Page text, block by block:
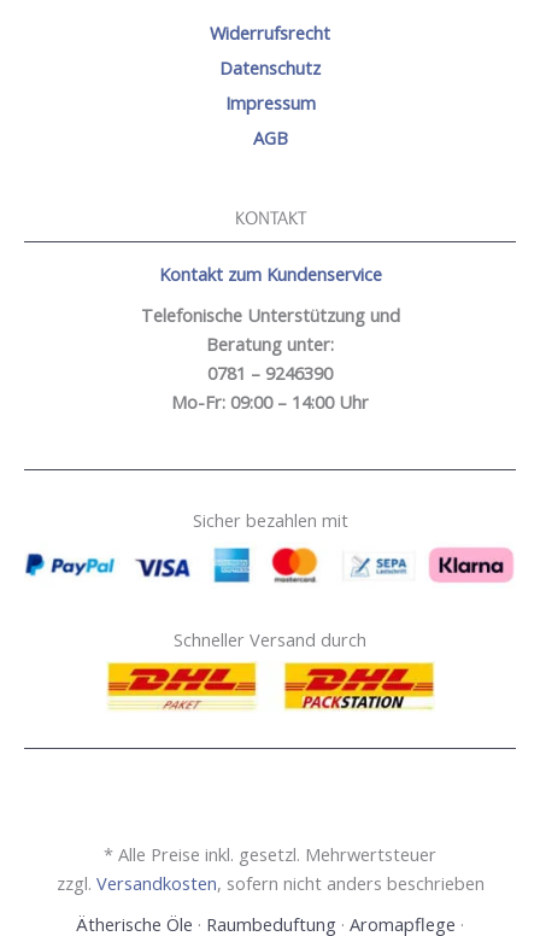
Widerrufsrecht
Datenschutz
Impressum
AGB
KONTAKT
Kontakt zum Kundenservice
Telefonische Unterstützung und
Beratung unter:
0781 – 9246390
Mo-Fr: 09:00 – 14:00 Uhr
Sicher bezahlen mit
Schneller Versand durch
* Alle Preise inkl. gesetzl. Mehrwertsteuer
zzgl. Versandkosten, sofern nicht anders beschrieben
Ätherische Öle · Raumbeduftung · Aromapflege ·